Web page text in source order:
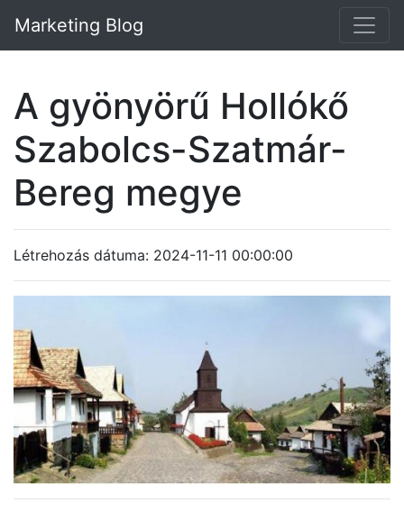
Marketing Blog
A gyönyörű Hollókő
Szabolcs-Szatmár-
Bereg megye
Létrehozás dátuma: 2024-11-11 00:00:00